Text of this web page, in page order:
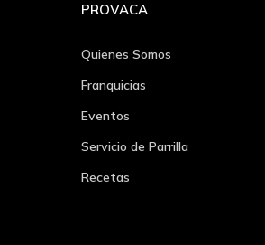
PROVACA
Quienes Somos
Franquicias
Eventos
Servicio de Parrilla
Recetas